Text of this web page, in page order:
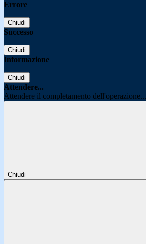
Errore
Chiudi
Successo
Chiudi
Informazione
Chiudi
Attendere...
Attendere il completamento dell'operazione...
Chiudi